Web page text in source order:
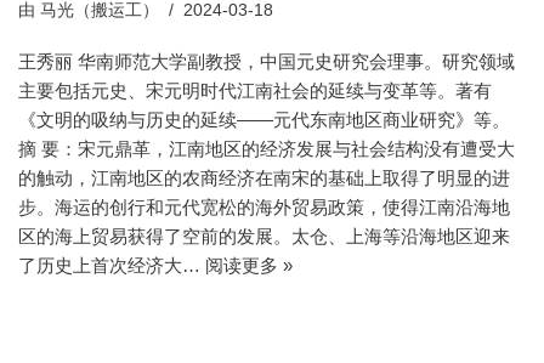
由 马光（搬运工） 2024-03-18
王秀丽 华南师范大学副教授，中国元史研究会理事。研究领域
主要包括元史、宋元明时代江南社会的延续与变革等。著有
《文明的吸纳与历史的延续——元代东南地区商业研究》等。
摘 要：宋元鼎革，江南地区的经济发展与社会结构没有遭受大
的触动，江南地区的农商经济在南宋的基础上取得了明显的进
步。海运的创行和元代宽松的海外贸易政策，使得江南沿海地
区的海上贸易获得了空前的发展。太仓、上海等沿海地区迎来
了历史上首次经济大… 阅读更多 »